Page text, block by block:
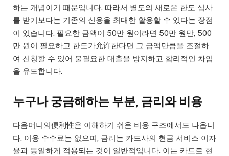
하는 개념이기 때문입니다. 따라서 별도의 새로운 한도 심사
를 받기보다는 기존의 신용을 최대한 활용할 수 있다는 장점
이 있습니다. 필요한 금액이 50만 원이라면 50만 원만, 500
만 원이 필요하고 한도가允许한다면 그 금액만큼을 조절하
여 신청할 수 있어 불필요한 대출을 방지하고 합리적인 차입
을 유도합니다.
누구나 궁금해하는 부분, 금리와 비용
다음머니의便利性은 이해하기 쉬운 비용 구조에서도 나옵니
다. 이용 수수료는 없으며, 금리는 카드사의 현금 서비스 이자
율과 동일하게 적용되는 것이 일반적입니다. 이는 카드로 현